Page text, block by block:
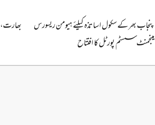
پنجاب بھر کے سکول اساتذہ کیلئے ہیومن ریسورس
مینجمنٹ سسٹم پورٹل کا افتتاح
بھارت،